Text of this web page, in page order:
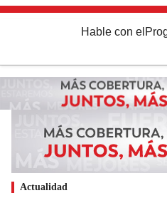
Hable con el
Actualidad